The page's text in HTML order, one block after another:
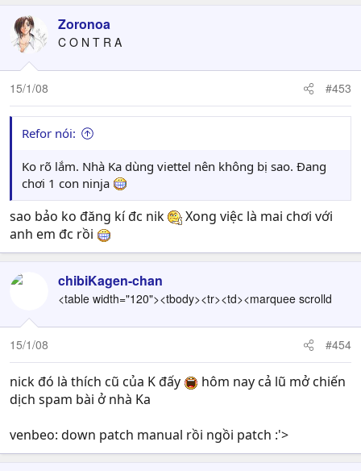
Zoronoa
C O N T R A
15/1/08 #453
Refor nói:
Ko rõ lắm. Nhà Ka dùng viettel nên không bị sao. Đang
chơi 1 con ninja
sao bảo ko đăng kí đc nik
Xong việc là mai chơi với
anh em đc rồi
chibiKagen-chan
<table width="120"><tbody><tr><td><marquee scrolld
15/1/08 #454
nick đó là thích cũ của K đấy
hôm nay cả lũ mở chiến
dịch spam bài ở nhà Ka
venbeo: down patch manual rồi ngồi patch :'>